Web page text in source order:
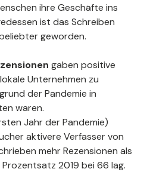
ihre Geschäfte ins
ist das Schreiben
geworden.
gaben positive
Unternehmen zu
der Pandemie in
waren.
Jahr der Pandemie)
aktivere Verfasser von
mehr Rezensionen als
2019 bei 66 lag.